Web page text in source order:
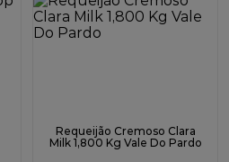
Requeijão Cremoso Clara
Milk 1,800 Kg Vale Do Pardo